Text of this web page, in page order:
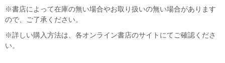
※書店によって在庫の無い場合やお取り扱いの無い場合があります
ので、ご了承ください。
※詳しい購入方法は、各オンライン書店のサイトにてご確認くださ
い。